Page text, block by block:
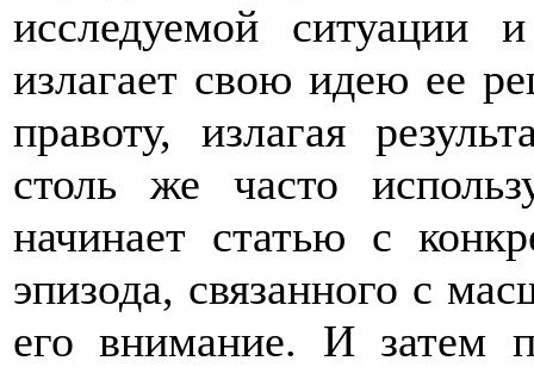
исследуемой
излагает свою идею ее
правоту, излагая
столь же часто
начинает статью с
эпизода, связанного с
его внимание. И затем